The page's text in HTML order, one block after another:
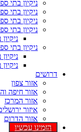
ניקיון בתי
ניקיון בתי
ניקיון בתי
ניקיון בתי
ניקיון בתי
דרושים
אזור צפון
אזור חיפה
אזור המרכז
איזור
אזור הדרום
הזמינו עכשיו